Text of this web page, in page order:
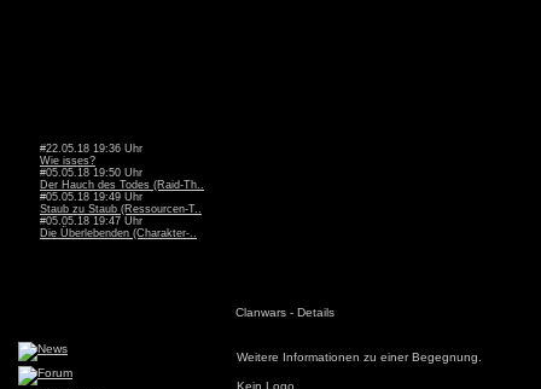
#22.05.18 19:36 Uhr
Wie isses?
#05.05.18 19:50 Uhr
Der Hauch des Todes (Raid-Th..
#05.05.18 19:49 Uhr
Staub zu Staub (Ressourcen-T..
#05.05.18 19:47 Uhr
Die Überlebenden (Charakter-..
Clanwars - Details
Weitere Informationen zu einer Begegnung.
Kein Logo